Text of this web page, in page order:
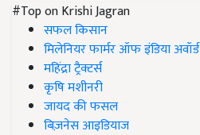
#Top on Krishi Jagran
सफल किसान
मिलेनियर फार्मर ऑफ इंडिया अवॉर्ड
महिंद्रा ट्रैक्टर्स
कृषि मशीनरी
जायद की फसल
बिज़नेस आइडियाज